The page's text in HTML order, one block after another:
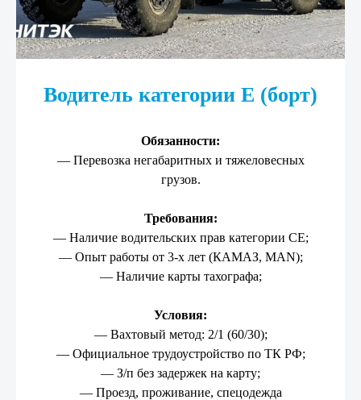
Водитель категории Е (борт)
Обязанности:
— Перевозка негабаритных и тяжеловесных
грузов.
Требования:
— Наличие водительских прав категории СЕ;
— Опыт работы от 3-х лет (КАМАЗ, MAN);
— Наличие карты тахографа;
Условия:
— Вахтовый метод: 2/1 (60/30);
— Официальное трудоустройство по ТК РФ;
— З/п без задержек на карту;
— Проезд, проживание, спецодежда